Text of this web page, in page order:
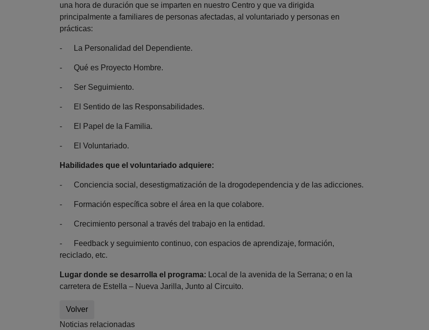
una hora de duración que se imparten en nuestro Centro y que va dirigida
principalmente a familiares de personas afectadas, al voluntariado y personas en
prácticas:
- La Personalidad del Dependiente.
- Qué es Proyecto Hombre.
- Ser Seguimiento.
- El Sentido de las Responsabilidades.
- El Papel de la Familia.
- El Voluntariado.
Habilidades que el voluntariado adquiere:
- Conciencia social, desestigmatización de la drogodependencia y de las adicciones.
- Formación específica sobre el área en la que colabore.
- Crecimiento personal a través del trabajo en la entidad.
- Feedback y seguimiento continuo, con espacios de aprendizaje, formación,
reciclado, etc.
Lugar donde se desarrolla el programa: Local de la avenida de la Serrana; o en la
carretera de Estella – Nueva Jarilla, Junto al Circuito.
Volver
Noticias relacionadas